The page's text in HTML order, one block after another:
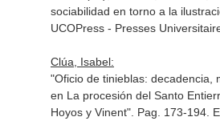
sociabilidad en torno a la
UCOPress - Presses
Clúa, Isabel:
"Oficio de tinieblas: decadencia,
en La procesión del Santo
Hoyos y Vinent". Pag. 173-194.